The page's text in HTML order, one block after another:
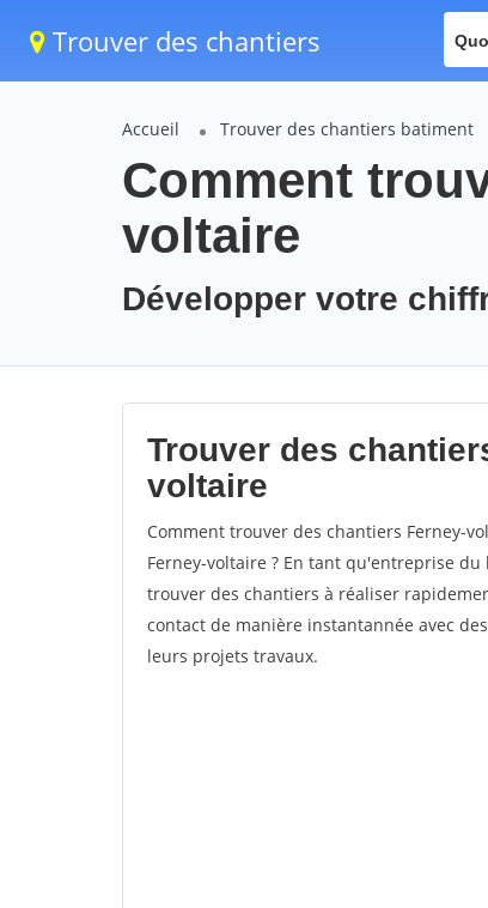
Trouver des chantiers
Accueil Trouver des chantiers batiment
Comment
voltaire
Développer votre
Trouver des
voltaire
Comment trouver des chantiers Ferney-
Ferney-voltaire ? En tant qu'entreprise
trouver des chantiers à réaliser
contact de manière instantannée avec
leurs projets travaux.